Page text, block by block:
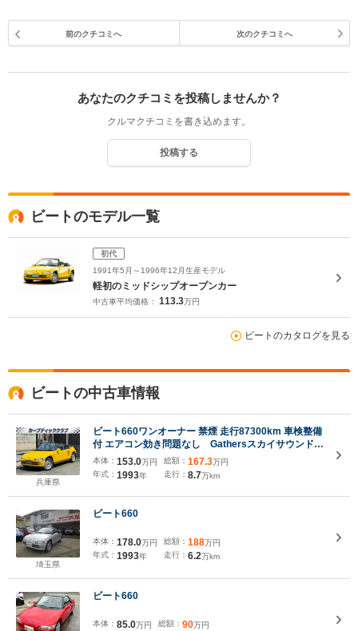
前のクチコミへ 次のクチコミへ
あなたのクチコミを投稿しませんか？
クルマクチコミを書き込めます。
投稿する
ビートのモデル一覧
初代
1991年5月～1996年12月生産モデル
軽初のミッドシップオープンカー
中古車平均価格： 113.3万円
ビートのカタログを見る
ビートの中古車情報
兵庫県
ビート660ワンオーナー 禁煙 走行87300km 車検整備
付 エアコン効き問題なし Gathersスカイサウンドコ
ンポ 純正CDチェンジャー 純正ホイール ETC
本体： 153.0万円
年式： 1993年
総額： 167.3万円
走行： 8.7万km
埼玉県
ビート660
本体： 178.0万円
年式： 1993年
総額： 188万円
走行： 6.2万km
ビート660
本体： 85.0万円
総額： 90万円